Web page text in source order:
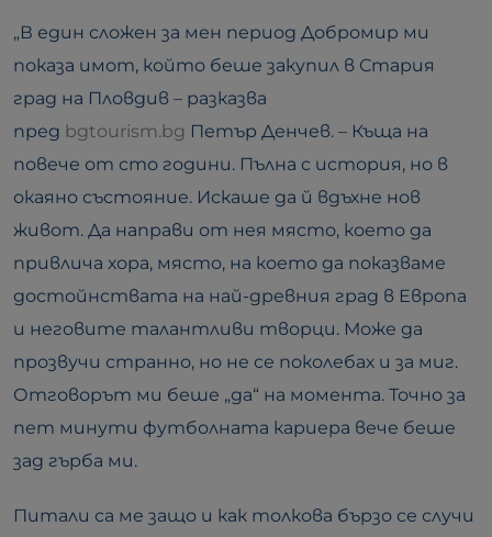
„В един сложен за мен период Добромир ми
показа имот, който беше закупил в Стария
град на Пловдив – разказва
пред bgtourism.bg Петър Денчев. – Къща на
повече от сто години. Пълна с история, но в
окаяно състояние. Искаше да й вдъхне нов
живот. Да направи от нея място, което да
привлича хора, място, на което да показваме
достойнствата на най-древния град в Европа
и неговите талантливи творци. Може да
прозвучи странно, но не се поколебах и за миг.
Отговорът ми беше „да“ на момента. Точно за
пет минути футболната кариера вече беше
зад гърба ми.
Питали са ме защо и как толкова бързо се случи